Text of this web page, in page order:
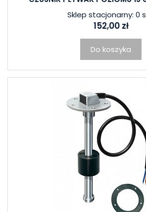
Sklep stacjonarny: 0
152,00 zł
Do koszyka